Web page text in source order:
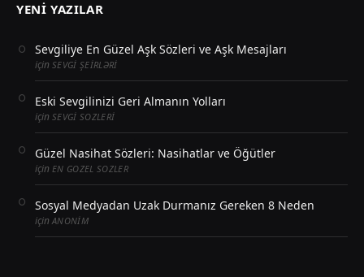
YENI YAZILAR
Sevgiliye En Güzel Aşk Sözleri ve Aşk Mesajları
için SEVGI ŞEIRLƏRI
Eski Sevgilinizi Geri Almanın Yolları
için SEVGI SOZLERI
Güzel Nasihat Sözleri: Nasihatlar ve Öğütler
için EN GOZEL SOZLER
Sosyal Medyadan Uzak Durmanız Gereken 8 Neden
içinANONIM